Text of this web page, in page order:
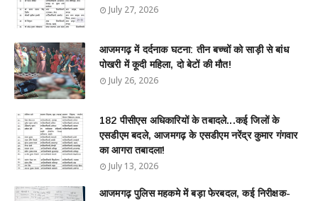
July 27, 2026
आजमगढ़ में दर्दनाक घटना: तीन बच्चों को साड़ी से बांध
पोखरी में कूदी महिला, दो बेटों की मौत!
July 26, 2026
182 पीसीएस अधिकारियों के तबादले...कई जिलों के
एसडीएम बदले, आजमगढ़ के एसडीएम नरेंद्र कुमार गंगवार
का आगरा तबादला!
July 13, 2026
आजमगढ़ पुलिस महकमे में बड़ा फेरबदल, कई निरीक्षक-